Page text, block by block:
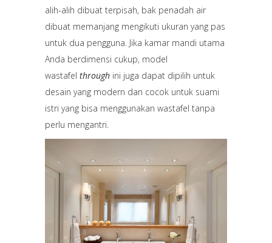
alih-alih dibuat terpisah, bak penadah air
dibuat memanjang mengikuti ukuran yang pas
untuk dua pengguna. Jika kamar mandi utama
Anda berdimensi cukup, model
wastafel through ini juga dapat dipilih untuk
desain yang modern dan cocok untuk suami
istri yang bisa menggunakan wastafel tanpa
perlu mengantri.